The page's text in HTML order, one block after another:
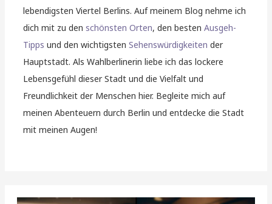
lebendigsten Viertel Berlins. Auf meinem Blog nehme ich
dich mit zu denschönsten Orten, den bestenAusgeh-
Tipps und den wichtigstenSehenswürdigkeiten der
Hauptstadt. Als Wahlberlinerin liebe ich das lockere
Lebensgefühl dieser Stadt und die Vielfalt und
Freundlichkeit der Menschen hier. Begleite mich auf
meinen Abenteuern durch Berlin und entdecke die Stadt
mit meinen Augen!